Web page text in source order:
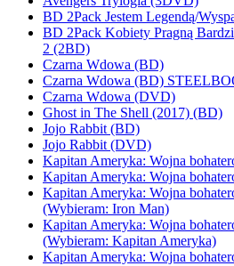
BD 2Pack Jestem Legendą/
BD 2Pack Kobiety Pragną
2 (2BD)
Czarna Wdowa (BD)
Czarna Wdowa (BD)
Czarna Wdowa (DVD)
Ghost in The Shell (2017) (BD)
Jojo Rabbit (BD)
Jojo Rabbit (DVD)
Kapitan Ameryka: Wojna
Kapitan Ameryka: Wojna
Kapitan Ameryka: Wojna
(Wybieram: Iron Man)
Kapitan Ameryka: Wojna
(Wybieram: Kapitan Ameryka)
Kapitan Ameryka: Wojna